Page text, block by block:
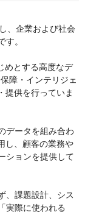
、企業および社会
。
めとする高度なデ
障・インテリジェ
提供を行っていま
データを組み合わ
し、顧客の業務や
ションを提供して
、課題設計、シス
実際に使われる